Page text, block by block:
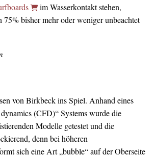
im Wasserkontakt stehen,
75% bisher mehr oder weniger unbeachtet
von Birkbeck ins Spiel. Anhand eines
(CFD)“ Systems wurde die
Modelle getestet und die
denn bei höheren
sich eine Art „bubble“ auf der Oberseite